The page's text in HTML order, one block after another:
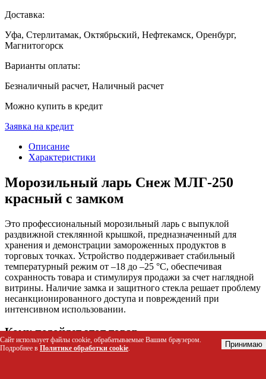
Доставка:
Уфа, Стерлитамак, Октябрьский, Нефтекамск, Оренбург,
Магнитогорск
Варианты оплаты:
Безналичный расчет, Наличный расчет
Можно купить в кредит
Заявка на кредит
Описание
Характеристики
Морозильный ларь Снеж МЛГ-250
красный c замком
Это профессиональный морозильный ларь с выпуклой
раздвижной стеклянной крышкой, предназначенный для
хранения и демонстрации замороженных продуктов в
торговых точках. Устройство поддерживает стабильный
температурный режим от –18 до –25 °C, обеспечивая
сохранность товара и стимулируя продажи за счет наглядной
витрины. Наличие замка и защитного стекла решает проблему
несанкционированного доступа и повреждений при
интенсивном использовании.
Кому подойдет этот товар
Владельцам магазинов самообслуживания (фризеры)
Сайт использует файлы cookie, обрабатываемые Вашим браузером.
Подробнее в Политике обработки cookie. Принимаю